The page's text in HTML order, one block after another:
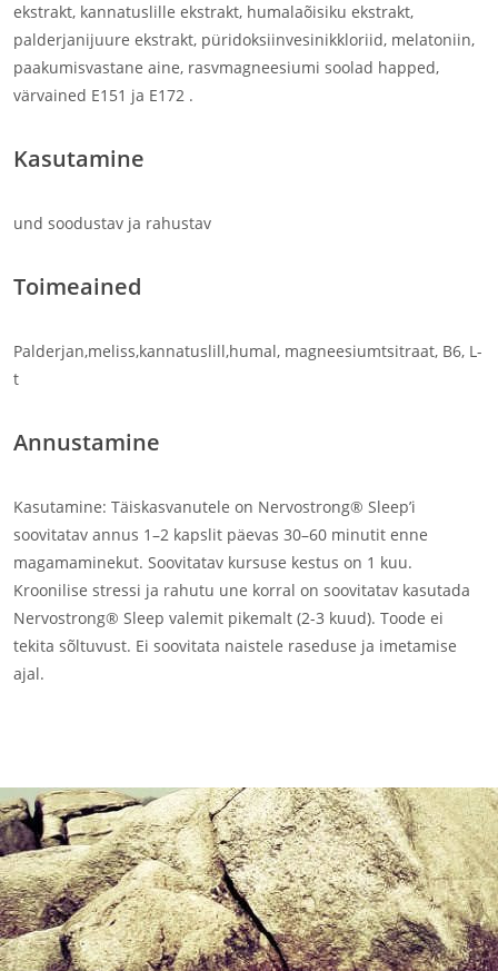
ekstrakt, kannatuslille ekstrakt, humalaõisiku ekstrakt,
palderjanijuure ekstrakt, püridoksiinvesinikkloriid, melatoniin,
paakumisvastane aine, rasvmagneesiumi soolad happed,
värvained E151 ja E172 .
Kasutamine
und soodustav ja rahustav
Toimeained
Palderjan,meliss,kannatuslill,humal, magneesiumtsitraat, B6, L-
t
Annustamine
Kasutamine: Täiskasvanutele on Nervostrong® Sleep’i
soovitatav annus 1–2 kapslit päevas 30–60 minutit enne
magamaminekut. Soovitatav kursuse kestus on 1 kuu.
Kroonilise stressi ja rahutu une korral on soovitatav kasutada
Nervostrong® Sleep valemit pikemalt (2-3 kuud). Toode ei
tekita sõltuvust. Ei soovitata naistele raseduse ja imetamise
ajal.